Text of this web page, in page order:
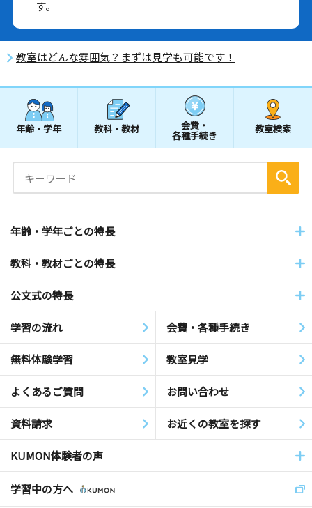
す。
教室はどんな雰囲気？まずは見学も可能です！
年齢・学年 教科・教材 会費・
各種手続き
教室検索
年齢・学年ごとの特長
教科・教材ごとの特長
公文式の特長
学習の流れ 会費・各種手続き
無料体験学習 教室見学
よくあるご質問 お問い合わせ
資料請求 お近くの教室を探す
KUMON体験者の声
学習中の方へ